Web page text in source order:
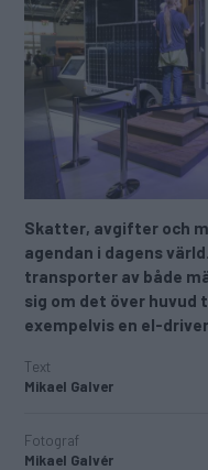
Skatter, avgifter och
agendan i dagens
transporter av både
sig om det över
exempelvis en el-
Text
Mikael Galver
Fotograf
Mikael Galvér